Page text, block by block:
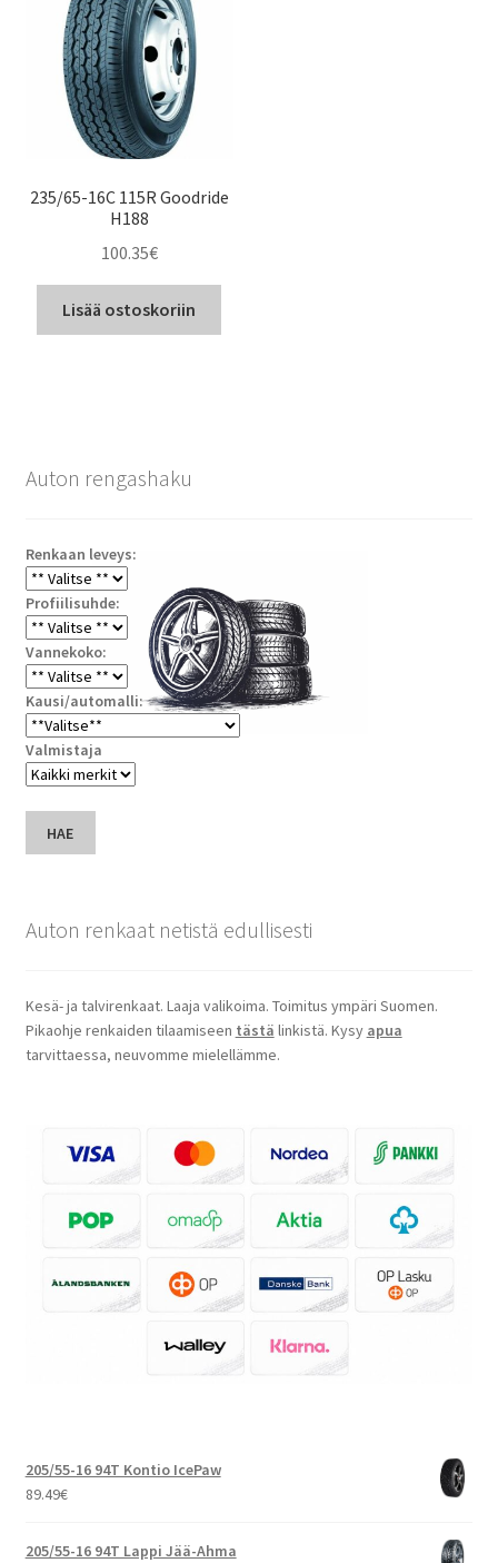
235/65-16C 115R Goodride
H188
100.35€
Lisää ostoskoriin
Auton rengashaku
Renkaan leveys:
Profiilisuhde:
Vannekoko:
Kausi/automalli:
Valmistaja
HAE
Auton renkaat netistä edullisesti
Kesä- ja talvirenkaat. Laaja valikoima. Toimitus ympäri Suomen.
Pikaohje renkaiden tilaamiseen tästä linkistä. Kysy apua
tarvittaessa, neuvomme mielellämme.
205/55-16 94T Kontio IcePaw
89.49€
205/55-16 94T Lappi Jää-Ahma